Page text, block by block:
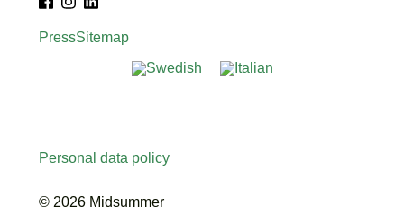
PressSitemap
Personal data policy
© 2026 Midsummer